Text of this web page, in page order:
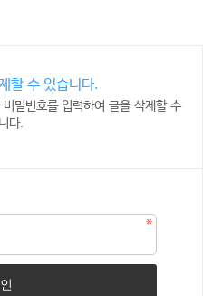
할 수 있습니다.
밀번호를 입력하여 글을 삭제할 수
다.